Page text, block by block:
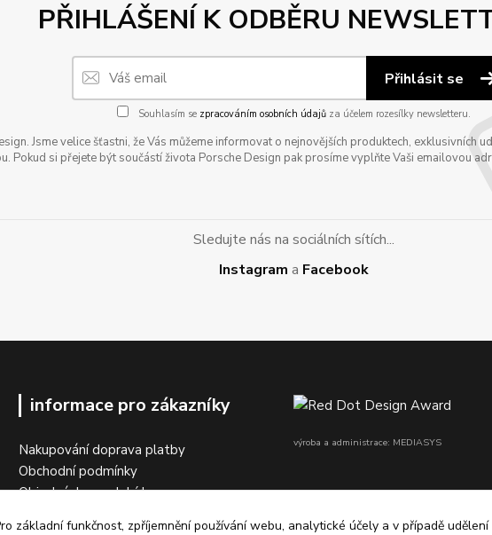
PŘIHLÁŠENÍ K ODBĚRU
Přihlásit se
Souhlasím se zpracováním osobních údajůza účelem rozesílky newsletteru.
Jsme velice šťastni, že Vás můžeme informovat o nejnovějších produktech, exklusivních
Pokud si přejete být součástí života Porsche Design pak prosíme vyplňte Vaši emailovou
Sledujte nás na sociálních sítích...
Instagram a Facebook
informace pro zákazníky
Nakupování doprava platby
Obchodní podmínky
Objednávka na dobírku
výroba a administrace: MEDIASYS
základní funkčnost, zpříjemnění používání webu, analytické účely a v případě